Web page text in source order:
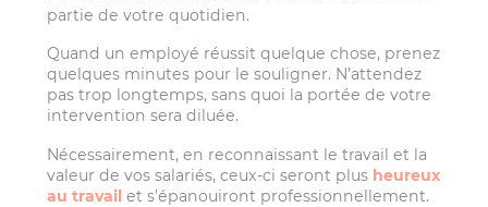
partie de votre quotidien.
Quand un employé réussit quelque chose, prenez
quelques minutes pour le souligner. N’attendez
pas trop longtemps, sans quoi la portée de votre
intervention sera diluée.
Nécessairement, en reconnaissant le travail et la
valeur de vos salariés, ceux-ci seront plus heureux
au travail et s’épanouiront professionnellement.